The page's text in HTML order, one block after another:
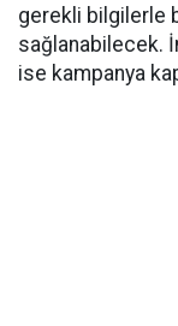
gerekli bilgilerle
sağlanabilecek.
ise kampanya